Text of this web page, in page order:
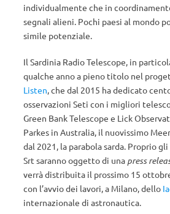
individualmente che in
segnali alieni. Pochi paesi al mondo
simile potenziale.
Il Sardinia Radio Telescope, in
qualche anno a pieno titolo nel
Listen, che dal 2015 ha dedicato
osservazioni Seti con i migliori
Green Bank Telescope e Lick
Parkes in Australia, il nuovissimo
dal 2021, la parabola sarda. Proprio
Srt saranno oggetto di una press
verrà distribuita il prossimo 15
con l’avvio dei lavori, a Milano, dello
internazionale di astronautica.